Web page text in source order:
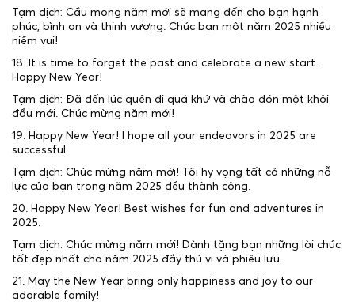
Tạm dịch: Cầu mong năm mới sẽ mang đến cho bạn hạnh
phúc, bình an và thịnh vượng. Chúc bạn một năm 2025 nhiều
niềm vui!
18. It is time to forget the past and celebrate a new start.
Happy New Year!
Tạm dịch: Đã đến lúc quên đi quá khứ và chào đón một khởi
đầu mới. Chúc mừng năm mới!
19. Happy New Year! I hope all your endeavors in 2025 are
successful.
Tạm dịch: Chúc mừng năm mới! Tôi hy vọng tất cả những nỗ
lực của bạn trong năm 2025 đều thành công.
20. Happy New Year! Best wishes for fun and adventures in
2025.
Tạm dịch: Chúc mừng năm mới! Dành tặng bạn những lời chúc
tốt đẹp nhất cho năm 2025 đầy thú vị và phiêu lưu.
21. May the New Year bring only happiness and joy to our
adorable family!